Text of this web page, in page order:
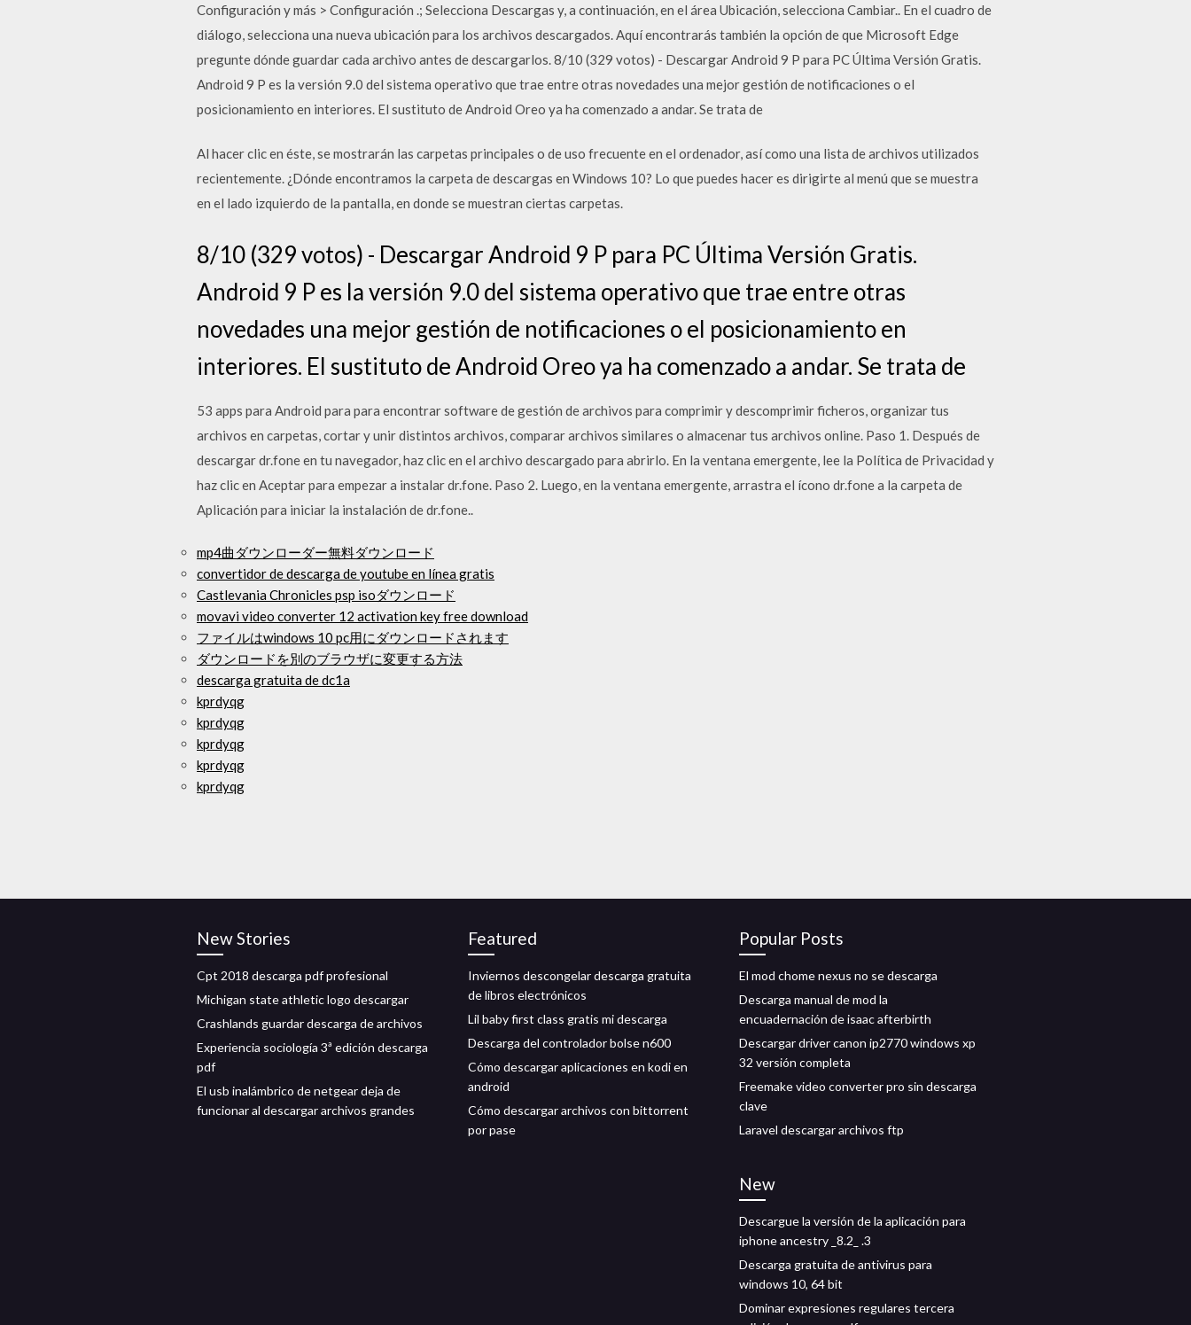
Configuración y más > Configuración .; Selecciona Descargas y, a continuación, en el área Ubicación, selecciona Cambiar.. En el cuadro de
diálogo, selecciona una nueva ubicación para los archivos descargados. Aquí encontrarás también la opción de que Microsoft Edge
pregunte dónde guardar cada archivo antes de descargarlos. 8/10 (329 votos) - Descargar Android 9 P para PC Última Versión Gratis.
Android 9 P es la versión 9.0 del sistema operativo que trae entre otras novedades una mejor gestión de notificaciones o el
posicionamiento en interiores. El sustituto de Android Oreo ya ha comenzado a andar. Se trata de
Al hacer clic en éste, se mostrarán las carpetas principales o de uso frecuente en el ordenador, así como una lista de archivos utilizados
recientemente. ¿Dónde encontramos la carpeta de descargas en Windows 10? Lo que puedes hacer es dirigirte al menú que se muestra
en el lado izquierdo de la pantalla, en donde se muestran ciertas carpetas.
8/10 (329 votos) - Descargar Android 9 P para PC Última Versión Gratis.
Android 9 P es la versión 9.0 del sistema operativo que trae entre otras
novedades una mejor gestión de notificaciones o el posicionamiento en
interiores. El sustituto de Android Oreo ya ha comenzado a andar. Se trata de
53 apps para Android para para encontrar software de gestión de archivos para comprimir y descomprimir ficheros, organizar tus
archivos en carpetas, cortar y unir distintos archivos, comparar archivos similares o almacenar tus archivos online. Paso 1. Después de
descargar dr.fone en tu navegador, haz clic en el archivo descargado para abrirlo. En la ventana emergente, lee la Política de Privacidad y
haz clic en Aceptar para empezar a instalar dr.fone. Paso 2. Luego, en la ventana emergente, arrastra el ícono dr.fone a la carpeta de
Aplicación para iniciar la instalación de dr.fone..
mp4曲ダウンローダー無料ダウンロード
convertidor de descarga de youtube en línea gratis
Castlevania Chronicles psp isoダウンロード
movavi video converter 12 activation key free download
ファイルはwindows 10 pc用にダウンロードされます
ダウンロードを別のブラウザに変更する方法
descarga gratuita de dc1a
kprdyqg
kprdyqg
kprdyqg
kprdyqg
kprdyqg
New Stories
Cpt 2018 descarga pdf profesional
Michigan state athletic logo descargar
Crashlands guardar descarga de archivos
Experiencia sociología 3ª edición descarga
pdf
El usb inalámbrico de netgear deja de
funcionar al descargar archivos grandes
Featured
Inviernos descongelar descarga gratuita
de libros electrónicos
Lil baby first class gratis mi descarga
Descarga del controlador bolse n600
Cómo descargar aplicaciones en kodi en
android
Cómo descargar archivos con bittorrent
por pase
Popular Posts
El mod chome nexus no se descarga
Descarga manual de mod la
encuadernación de isaac afterbirth
Descargar driver canon ip2770 windows xp
32 versión completa
Freemake video converter pro sin descarga
clave
Laravel descargar archivos ftp
New
Descargue la versión de la aplicación para
iphone ancestry _8.2_ .3
Descarga gratuita de antivirus para
windows 10, 64 bit
Dominar expresiones regulares tercera